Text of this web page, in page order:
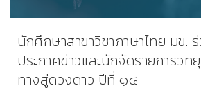
นักศึกษาสาขาวิชาภาษาไทย มข.
ประกาศข่าวและนักจัดรายการวิท
ทางสู่ดวงดาว ปีที่ ๑๔